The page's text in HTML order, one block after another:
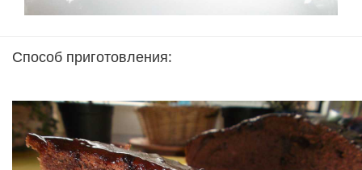
Способ приготовления: